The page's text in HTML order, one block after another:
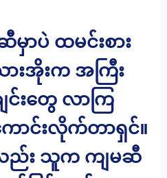
ာပဲ ထမင်းစား
းအိုးက အကြီး
င်းတွေ လာကြ
ောင်းလိုက်တာရှင်။
ည်း သူက ကျမဆီ